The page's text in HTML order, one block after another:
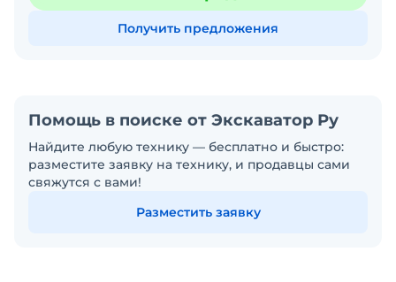
Получить предложения
Помощь в поиске от Экскаватор Ру
Найдите любую технику — бесплатно и быстро:
разместите заявку на технику, и продавцы сами
свяжутся с вами!
Разместить заявку